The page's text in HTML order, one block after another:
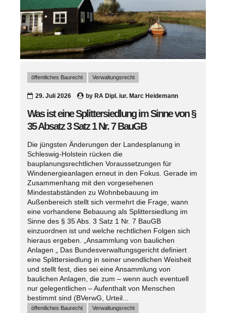
öffentliches Baurecht Verwaltungsrecht
29. Juli 2026 by RA Dipl. iur. Marc Heidemann
Was ist eine Splittersiedlung im Sinne von §
35 Absatz 3 Satz 1 Nr. 7 BauGB
Die jüngsten Änderungen der Landesplanung in
Schleswig-Holstein rücken die
bauplanungsrechtlichen Voraussetzungen für
Windenergieanlagen erneut in den Fokus. Gerade im
Zusammenhang mit den vorgesehenen
Mindestabständen zu Wohnbebauung im
Außenbereich stellt sich vermehrt die Frage, wann
eine vorhandene Bebauung als Splittersiedlung im
Sinne des § 35 Abs. 3 Satz 1 Nr. 7 BauGB
einzuordnen ist und welche rechtlichen Folgen sich
hieraus ergeben. „Ansammlung von baulichen
Anlagen „ Das Bundesverwaltungsgericht definiert
eine Splittersiedlung in seiner unendlichen Weisheit
und stellt fest, dies sei eine Ansammlung von
baulichen Anlagen, die zum – wenn auch eventuell
nur gelegentlichen – Aufenthalt von Menschen
bestimmt sind (BVerwG, Urteil...
öffentliches Baurecht Verwaltungsrecht